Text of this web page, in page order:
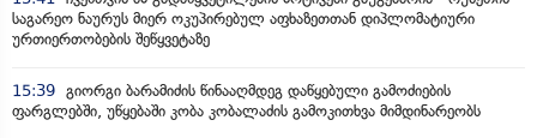
საგარეო ნაურუს მიერ ოკუპირებულ აფხაზეთთან დიპლომატიური
ურთიერთობების შეწყვეტაზე
15:39 გიორგი ბარამიძის წინააღმდეგ დაწყებული გამოძიების
ფარგლებში, უწყებაში კობა კობალაძის გამოკითხვა მიმდინარეობს